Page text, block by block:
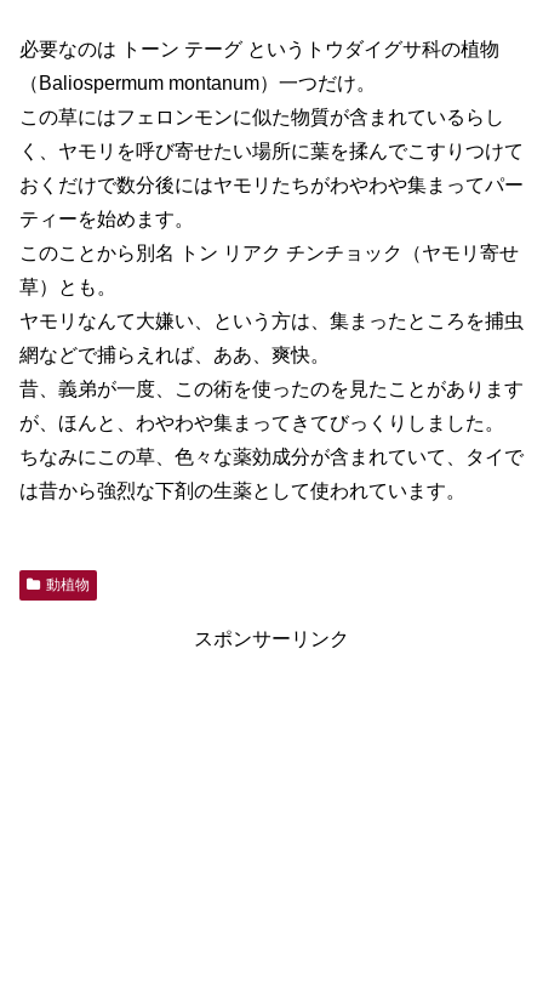
必要なのは トーン テーグ というトウダイグサ科の植物
（Baliospermum montanum）一つだけ。
この草にはフェロンモンに似た物質が含まれているらし
く、ヤモリを呼び寄せたい場所に葉を揉んでこすりつけて
おくだけで数分後にはヤモリたちがわやわや集まってパー
ティーを始めます。
このことから別名 トン リアク チンチョック（ヤモリ寄せ
草）とも。
ヤモリなんて大嫌い、という方は、集まったところを捕虫
網などで捕らえれば、ああ、爽快。
昔、義弟が一度、この術を使ったのを見たことがあります
が、ほんと、わやわや集まってきてびっくりしました。
ちなみにこの草、色々な薬効成分が含まれていて、タイで
は昔から強烈な下剤の生薬として使われています。
動植物
スポンサーリンク